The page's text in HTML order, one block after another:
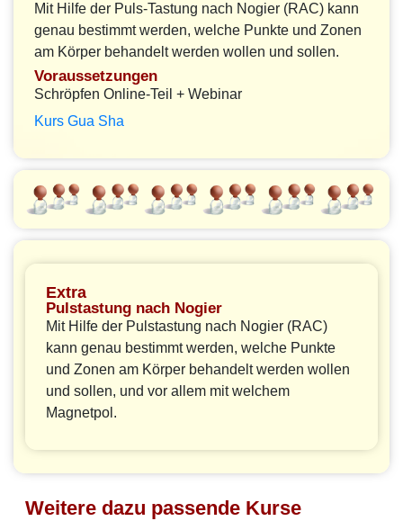
Mit Hilfe der Puls-Tastung nach Nogier (RAC) kann
genau bestimmt werden, welche Punkte und Zonen
am Körper behandelt werden wollen und sollen.
Voraussetzungen
Schröpfen Online-Teil + Webinar
Kurs Gua Sha
Extra
Pulstastung nach Nogier
Mit Hilfe der Pulstastung nach Nogier (RAC)
kann genau bestimmt werden, welche Punkte
und Zonen am Körper behandelt werden wollen
und sollen, und vor allem mit welchem
Magnetpol.
Weitere dazu passende Kurse